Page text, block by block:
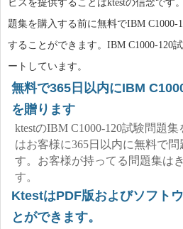
ビスを提供することはktestの信念です
題集を購入する前に無料でIBM C1000-
することができます。IBM C1000-120
ートしています。
無料で365日以内にIBM
を贈ります
ktestのIBM C1000-120試験問題
はお客様に365日以内に無料で
す。お客様が持ってる問題集は
す。
KtestはPDF版およびソフト
とができます。